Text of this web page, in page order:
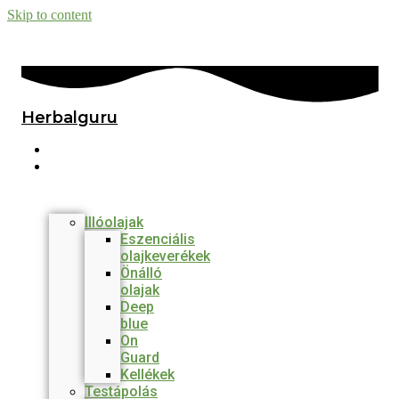
Skip to content
Herbalguru
Illóolajak
Eszenciális
olajkeverékek
Önálló
olajak
Deep
blue
On
Guard
Kellékek
Testápolás